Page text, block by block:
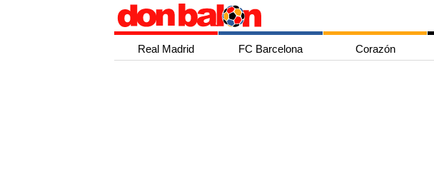
Real Madrid FC Barcelona Corazón